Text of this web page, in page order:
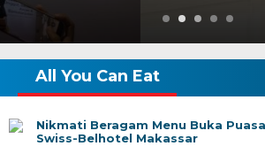
All You Can Eat
Nikmati Beragam Menu Buka
Swiss-Belhotel Makassar